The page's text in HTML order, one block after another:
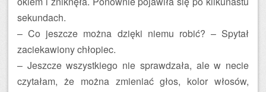
sekundach.
– Co jeszcze można dzięki niemu robić? – Spytał
zaciekawiony chłopiec.
– Jeszcze wszystkiego nie sprawdzała, ale w necie
czytałam, że można zmieniać głos, kolor włosów,